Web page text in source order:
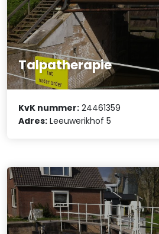
Talpatherapie
KvK nummer: 24461359
Adres: Leeuwerikhof 5